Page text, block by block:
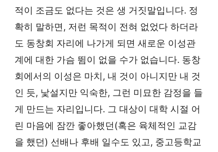
적이 조금도 없다는 것은 생 거짓말입니다. 정
확히 말하면, 저런 목적이 전혀 없었다 하더라
도 동창회 자리에 나가게 되면 새로운 이성관
계에 대한 가슴 뜀이 없을 수가 없습니다. 동창
회에서의 이성은 마치, 내 것이 아니지만 내 것
인 듯, 낯설지만 익숙한, 그런 미묘한 감정을 들
게 만드는 자리입니다. 그 대상이 대학 시절 어
린 마음에 잠깐 좋아했던(혹은 육체적인 교감
을 했던) 선배나 후배 일수도 있고, 중고등학교